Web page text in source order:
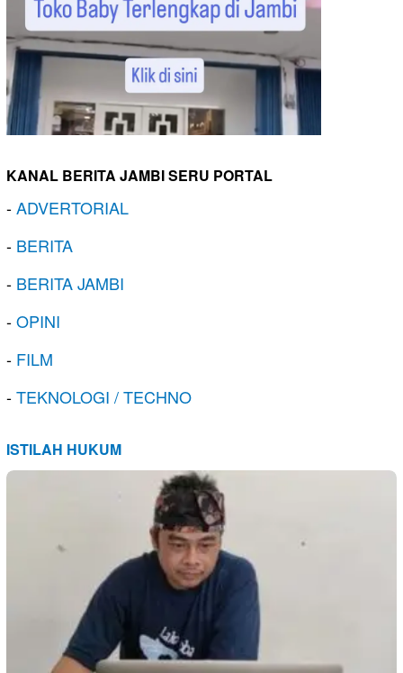
KANAL BERITA JAMBI SERU PORTAL
-ADVERTORIAL
- BERITA
- BERITA JAMBI
-OPINI
- FILM
-TEKNOLOGI / TECHNO
ISTILAH HUKUM